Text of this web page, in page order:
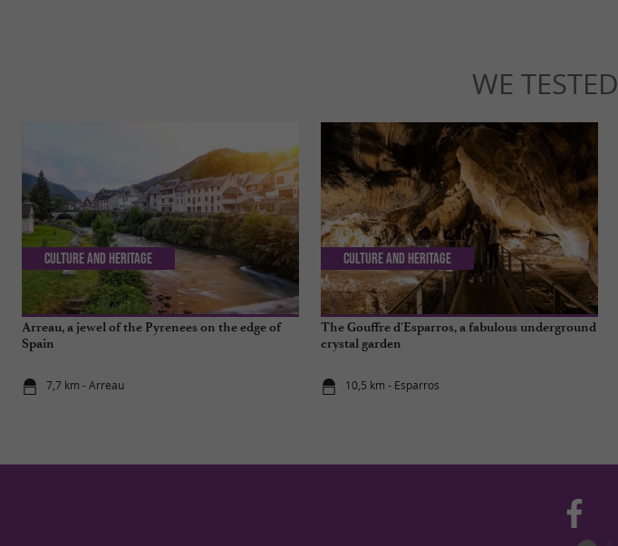
WE TESTED
Arreau, a jewel of the Pyrenees on the edge of
Spain
7,7 km - Arreau
Culture and Heritage
The Gouffre d'Esparros, a fabulous underground
crystal garden
10,5 km - Esparros
Culture and Heritage